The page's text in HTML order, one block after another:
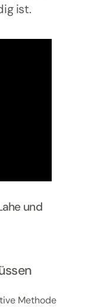
ist.
und
Methode